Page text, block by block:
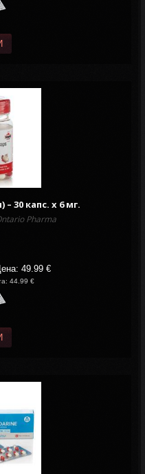
30 капс. х 6 мг.
Pharma
Цена: 49.99 €
44.99 €